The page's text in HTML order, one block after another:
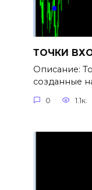
ТОЧКИ
Описание:
созданные
0 1.1к.